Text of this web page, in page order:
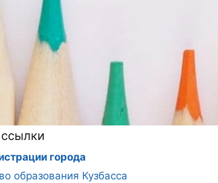
города
образования Кузбасса